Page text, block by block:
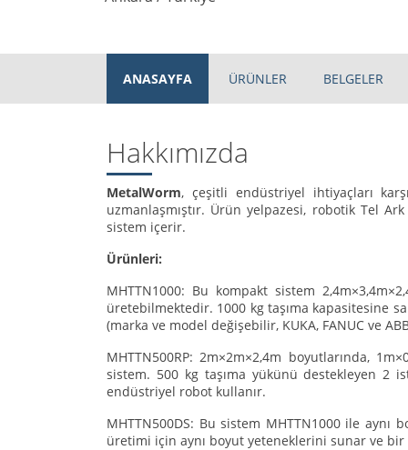
ANASAYFA ÜRÜNLER BELGELER
Hakkımızda
MetalWorm, çeşitli endüstriyel ihtiyaçları
uzmanlaşmıştır. Ürün yelpazesi, robotik Tel
sistem içerir.
Ürünleri:
MHTTN1000: Bu kompakt sistem
üretebilmektedir. 1000 kg taşıma kapasitesine
(marka ve model değişebilir, KUKA, FANUC ve
MHTTN500RP: 2m×2m×2,4m boyutlarında,
sistem. 500 kg taşıma yükünü destekleyen 2
endüstriyel robot kullanır.
MHTTN500DS: Bu sistem MHTTN1000 ile
üretimi için aynı boyut yeteneklerini sunar ve bir